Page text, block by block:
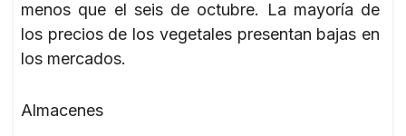
menos que el seis de octubre. La mayoría de
los precios de los vegetales presentan bajas en
los mercados.
Almacenes